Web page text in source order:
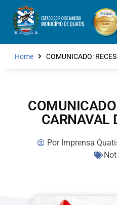
Home COMUNICADO:
CARNAVAL
PorImprensa